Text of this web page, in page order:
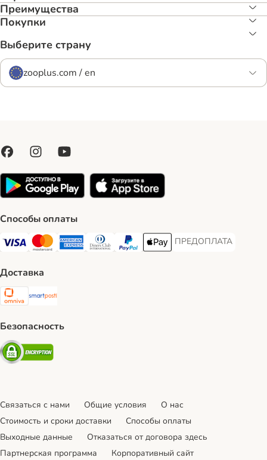
Преимуществa
Покупки
Выберите страну
zooplus.com / en
Способы оплаты
Visa Payment Method
Mastercard Payment Method
American Express Payment Method
Diners Club Payment Method
PayPal Payment Method
Apple Pay Payment Method
ПРЕДОПЛАТА
ПРЕДОПЛАТА
Доставка
Omniva Shipping Method
SmartPosti Shipping Method
Безопасность
Security
Связаться с нами Общие условия
О нас
Стоимость и сроки доставки
Cпособы оплаты
Выходные данные
Отказаться от договора здесь
Партнерская программа
Корпоративный сайт